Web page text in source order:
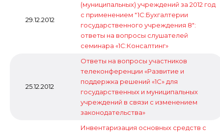
29.12.2012
(муниципальных) учреждений за 2012 год
с применением "1С:Бухгалтерии
государственного учреждения 8":
ответы на вопросы слушателей
семинара «1С:Консалтинг»
25.12.2012
Ответы на вопросы участников
телеконференции «Развитие и
поддержка решений «1С» для
государственных и муниципальных
учреждений в связи с изменением
законодательства»
Инвентаризация основных средств с